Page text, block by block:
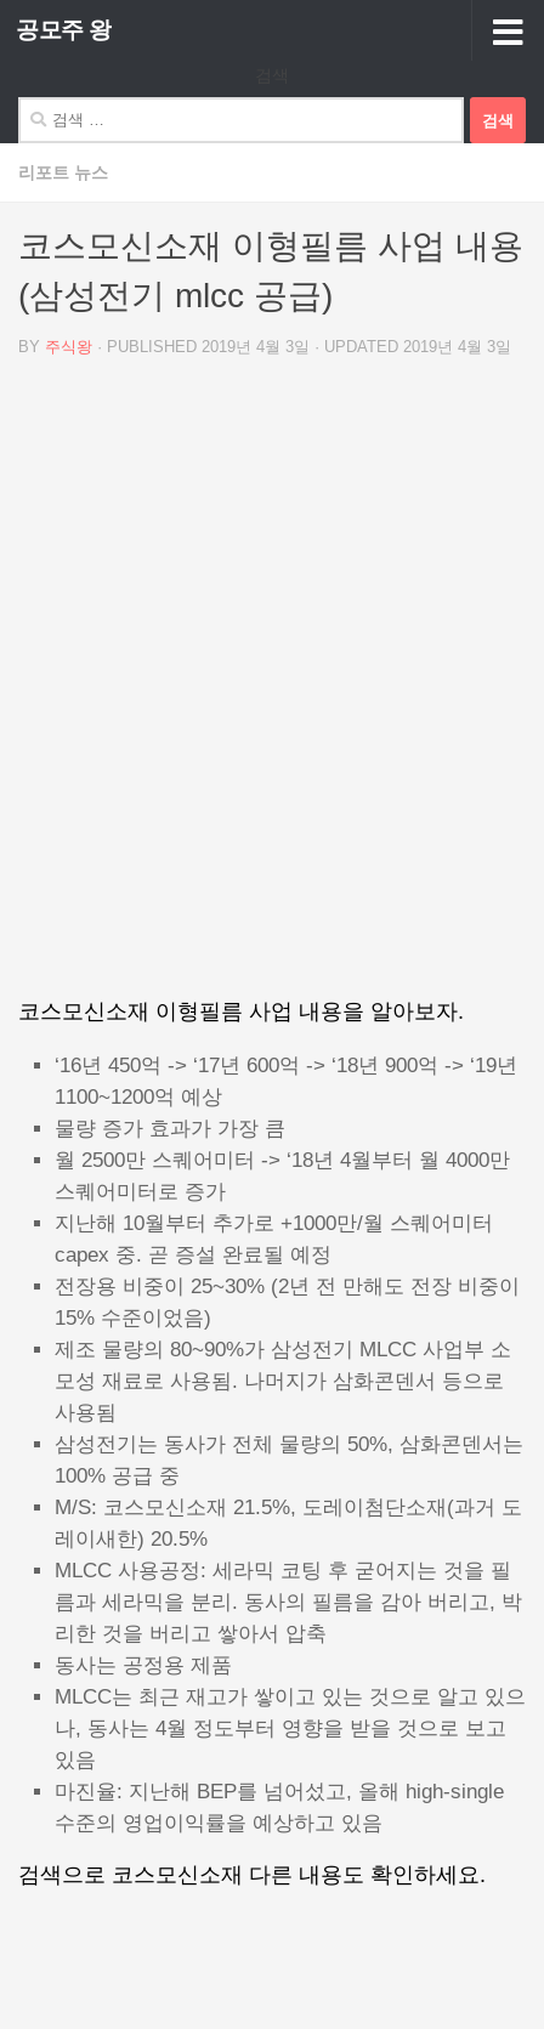
Skip to content
공모주 왕
색:
리포트 뉴스
코스모신소재 이형필름 사업 내용
(삼성전기 mlcc 공급)
BY 주식왕 · PUBLISHED 2019년 4월 3일 · UPDATED 2019년 4월 3일
코스모신소재 이형필름 사업 내용을 알아보자.
‘16년 450억 -> ‘17년 600억 -> ‘18년 900억 -> ‘19년
1100~1200억 예상
물량 증가 효과가 가장 큼
월 2500만 스퀘어미터 -> ‘18년 4월부터 월 4000만
스퀘어미터로 증가
지난해 10월부터 추가로 +1000만/월 스퀘어미터
capex 중. 곧 증설 완료될 예정
전장용 비중이 25~30% (2년 전 만해도 전장 비중이
15% 수준이었음)
제조 물량의 80~90%가 삼성전기 MLCC 사업부 소
모성 재료로 사용됨. 나머지가 삼화콘덴서 등으로
사용됨
삼성전기는 동사가 전체 물량의 50%, 삼화콘덴서는
100% 공급 중
M/S: 코스모신소재 21.5%, 도레이첨단소재(과거 도
레이새한) 20.5%
MLCC 사용공정: 세라믹 코팅 후 굳어지는 것을 필
름과 세라믹을 분리. 동사의 필름을 감아 버리고, 박
리한 것을 버리고 쌓아서 압축
동사는 공정용 제품
MLCC는 최근 재고가 쌓이고 있는 것으로 알고 있으
나, 동사는 4월 정도부터 영향을 받을 것으로 보고
있음
마진율: 지난해 BEP를 넘어섰고, 올해 high-single
수준의 영업이익률을 예상하고 있음
검색으로 코스모신소재 다른 내용도 확인하세요.